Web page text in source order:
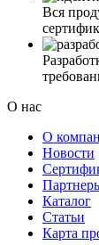
Вся
О нас
О
Новости
Каталог
Статьи
Карта